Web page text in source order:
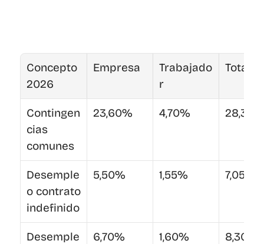
Concepto
2026
Empresa
Trabajado
r
Total
Contingen
cias
comunes
23,60% 4,70%
Desemple
o contrato
indefinido
5,50% 1,55% 7,05%
Desemple
6,70% 1,60% 8,30%